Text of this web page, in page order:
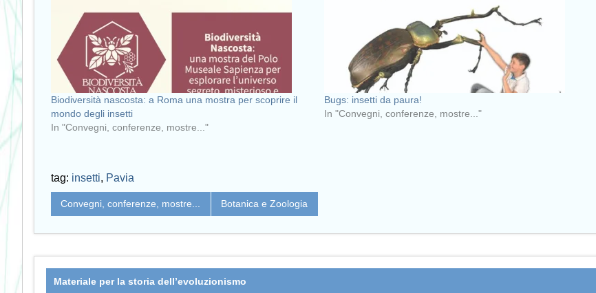
Biodiversità nascosta: a Roma una mostra per scoprire il
mondo degli insetti
In "Convegni, conferenze, mostre..."
Bugs: insetti da paura!
In "Convegni, conferenze, mostre..."
tag: insetti, Pavia
Convegni, conferenze, mostre... Botanica e Zoologia
Materiale per la storia dell’evoluzionismo